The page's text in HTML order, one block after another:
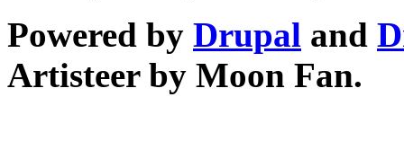
Powered by Drupal and
Artisteer by Moon Fan.